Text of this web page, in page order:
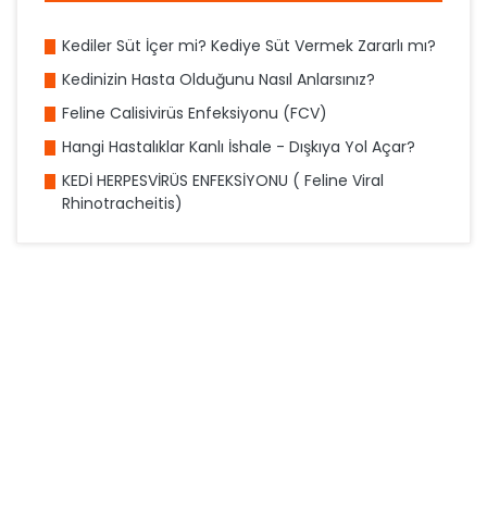
Kediler Süt İçer mi? Kediye Süt Vermek Zararlı mı?
Kedinizin Hasta Olduğunu Nasıl Anlarsınız?
Feline Calisivirüs Enfeksiyonu (FCV)
Hangi Hastalıklar Kanlı İshale - Dışkıya Yol Açar?
KEDİ HERPESVİRÜS ENFEKSİYONU ( Feline Viral
Rhinotracheitis)